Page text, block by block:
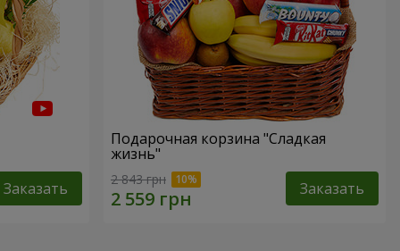
Заказать
Подарочная корзина "Сладкая
жизнь"
2 843 грн Заказать